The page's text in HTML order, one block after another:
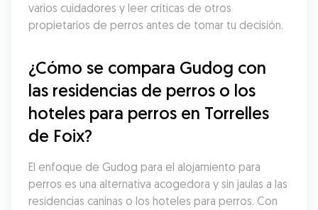
varios cuidadores y leer críticas de otros
propietarios de perros antes de tomar tu decisión.
¿Cómo se compara Gudog con
las residencias de perros o los
hoteles para perros en Torrelles
de Foix?
El enfoque de Gudog para el alojamiento para
perros es una alternativa acogedora y sin jaulas a las
residencias caninas o los hoteles para perros. Con